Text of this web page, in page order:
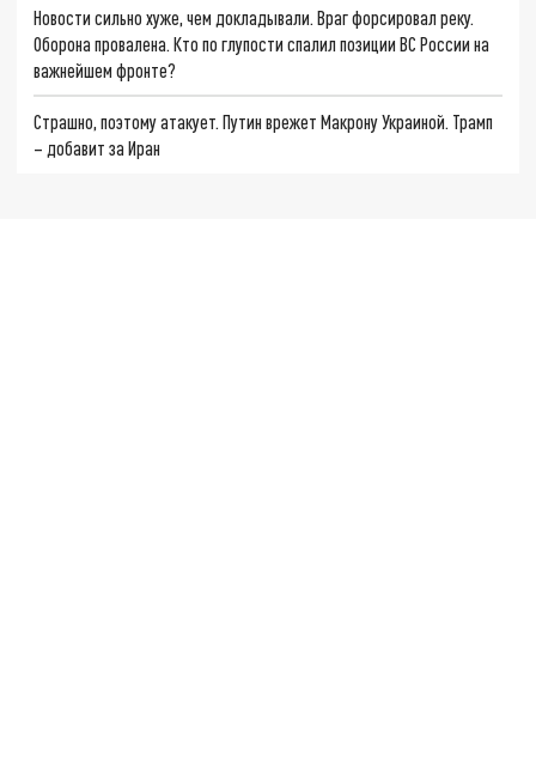
Новости сильно хуже, чем докладывали. Враг форсировал реку.
Оборона провалена. Кто по глупости спалил позиции ВС России на
важнейшем фронте?
Страшно, поэтому атакует. Путин врежет Макрону Украиной. Трамп
– добавит за Иран